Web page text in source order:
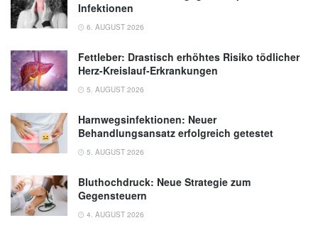
Infektionen
6. AUGUST 2026
Fettleber: Drastisch erhöhtes Risiko tödlicher
Herz-Kreislauf-Erkrankungen
5. AUGUST 2026
Harnwegsinfektionen: Neuer
Behandlungsansatz erfolgreich getestet
5. AUGUST 2026
Bluthochdruck: Neue Strategie zum
Gegensteuern
4. AUGUST 2026